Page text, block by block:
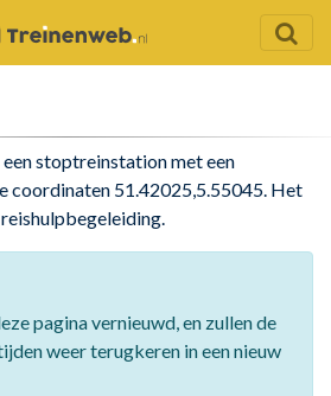
stoptreinstation met een
coordinaten 51.42025,5.55045. Het
pagina vernieuwd, en zullen de
weer terugkeren in een nieuw